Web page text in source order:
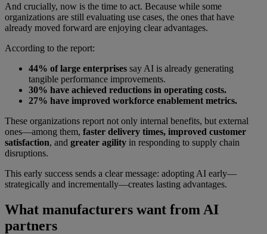
And crucially, now is the time to act. Because while some
organizations are still evaluating use cases, the ones that have
already moved forward are enjoying clear advantages.
According to the report:
44% of large enterprises say AI is already generating
tangible performance improvements.
30% have achieved reductions in operating costs.
27% have improved workforce enablement metrics.
These organizations report not only internal benefits, but external
ones—among them, faster delivery times, improved customer
satisfaction, and greater agility in responding to supply chain
disruptions.
This early success sends a clear message: adopting AI early—
strategically and incrementally—creates lasting advantages.
What manufacturers want from AI
partners